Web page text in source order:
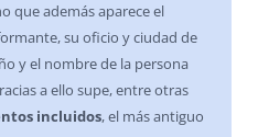
que además aparece el
su oficio y ciudad de
y el nombre de la persona
a ello supe, entre otras
incluidos, el más antiguo